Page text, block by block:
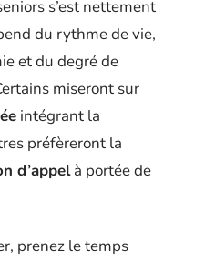
s’est nettement
du rythme de vie,
et du degré de
miseront sur
intégrant la
préfèreront la
d’appelà portée de
prenez le temps